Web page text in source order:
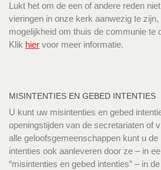
Lukt het om de een of andere reden
vieringen in onze kerk aanwezig te zijn,
mogelijkheid om thuis de communie te
Klik hier voor meer informatie.
MISINTENTIES EN GEBED INTENTIES
U kunt uw misintenties en gebed
openingstijden van de secretariaten of
alle geloofsgemeenschappen kunt u
intenties ook aanleveren door ze – in
“misintenties en gebed intenties” – in